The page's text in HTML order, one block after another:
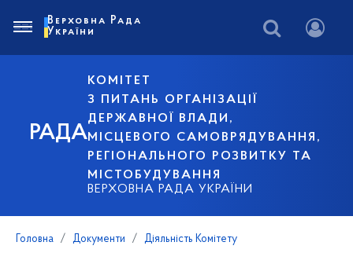
РАДА
КОМІТЕТ
З ПИТАНЬ ОРГАНІЗАЦІЇ
ДЕРЖАВНОЇ ВЛАДИ,
МІСЦЕВОГО САМОВРЯДУВАННЯ,
РЕГІОНАЛЬНОГО РОЗВИТКУ ТА
МІСТОБУДУВАННЯ
ВЕРХОВНА РАДА УКРАЇНИ
Верховна Рада
України
Головна Документи
Діяльність Комітету